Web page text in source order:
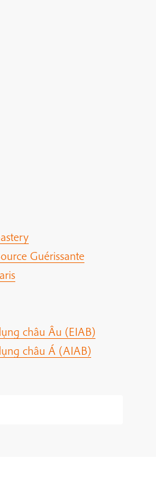
Guérissante
châu Âu (EIAB)
châu Á (AIAB)